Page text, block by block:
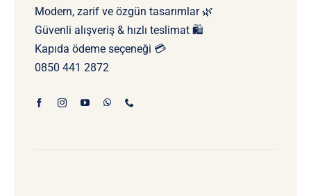
Modern, zarif ve özgün tasarımlar 🌿
Güvenli alışveriş & hızlı teslimat 🛍️
Kapıda ödeme seçeneği 💳
0850 441 2872